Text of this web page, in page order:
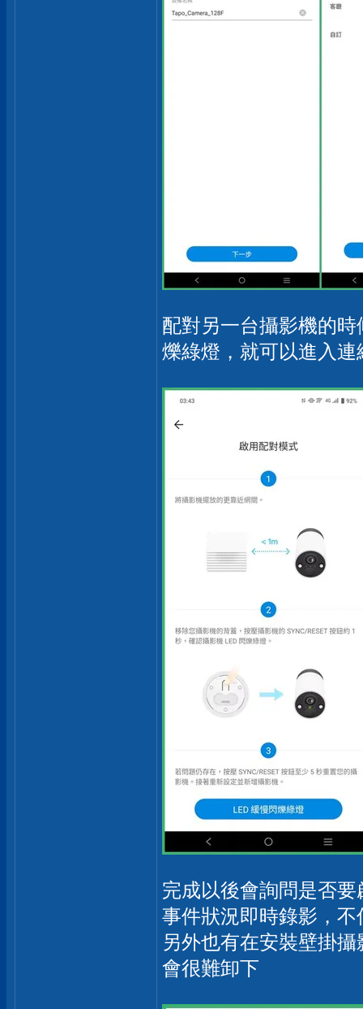
配對另一台攝影機的
爍綠燈，就可以進入連
完成以後會詢問是否
事件狀況即時錄影，
另外也有在安裝壁掛
會很難卸下